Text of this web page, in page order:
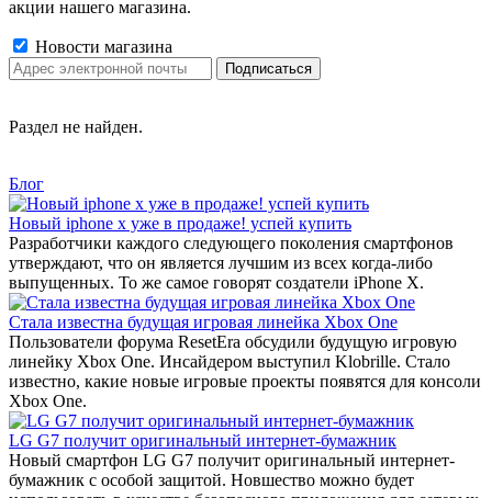
акции нашего магазина.
Новости магазина
Раздел не найден.
Блог
Новый iphone x уже в продаже! успей купить
Разработчики каждого следующего поколения смартфонов
утверждают, что он является лучшим из всех когда-либо
выпущенных. То же самое говорят создатели iPhone X.
Стала известна будущая игровая линейка Xbox One
Пользователи форума ResetEra обсудили будущую игровую
линейку Xbox One. Инсайдером выступил Klobrille. Стало
известно, какие новые игровые проекты появятся для консоли
Xbox One.
LG G7 получит оригинальный интернет-бумажник
Новый смартфон LG G7 получит оригинальный интернет-
бумажник с особой защитой. Новшество можно будет